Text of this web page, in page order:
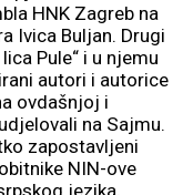
HNK Zagreb na
Ivica Buljan. Drugi
Pule“ i u njemu
autori i autorice
ovdašnjoj i
na Sajmu.
zapostavljeni
NIN-ove
jezika,